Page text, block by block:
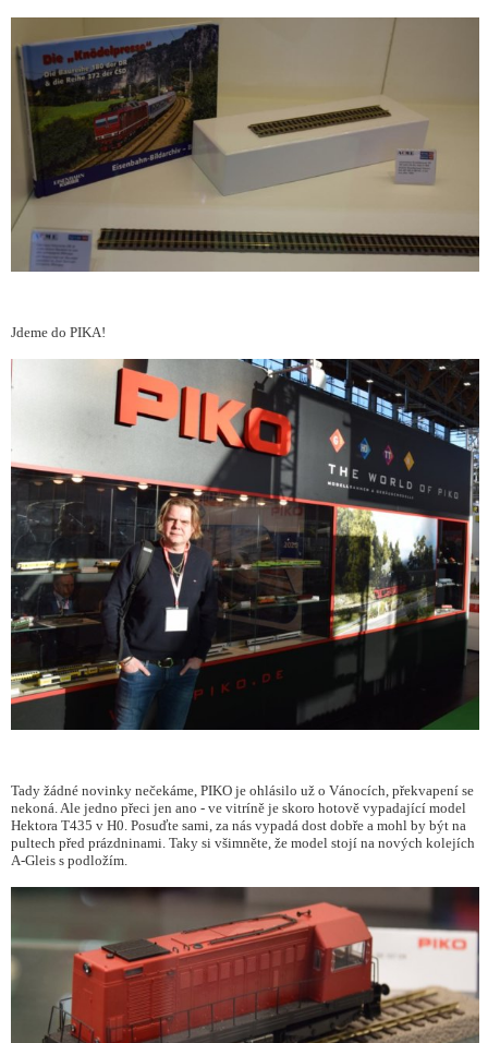
Jdeme do PIKA!
Tady žádné novinky nečekáme, PIKO je ohlásilo už o Vánocích, překvapení se
nekoná. Ale jedno přeci jen ano - ve vitríně je skoro hotově vypadající model
Hektora T435 v H0. Posuďte sami, za nás vypadá dost dobře a mohl by být na
pultech před prázdninami. Taky si všimněte, že model stojí na nových kolejích
A-Gleis s podložím.